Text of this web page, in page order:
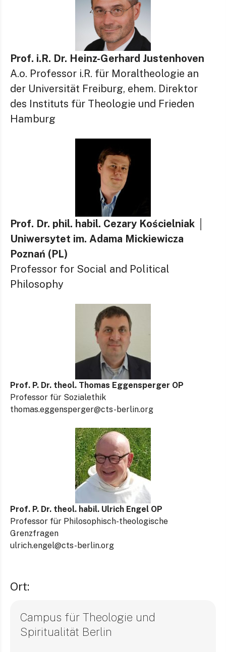
Prof. i.R. Dr. Heinz-Gerhard Justenhoven
A.o. Professor i.R. für Moraltheologie an
der Universität Freiburg, ehem. Direktor
des Instituts für Theologie und Frieden
Hamburg
Prof. Dr. phil. habil. Cezary Kościelniak
Uniwersytet im. Adama Mickiewicza
Poznań (PL)
Professor for Social and Political
Philosophy
Prof. P. Dr. theol. Thomas Eggensperger OP
Professor für Sozialethik
thomas.eggensperger@cts-berlin.org
Prof. P. Dr. theol. habil. Ulrich Engel OP
Professor für Philosophisch-theologische
Grenzfragen
ulrich.engel@cts-berlin.org
Ort:
Campus für Theologie und
Spiritualität Berlin